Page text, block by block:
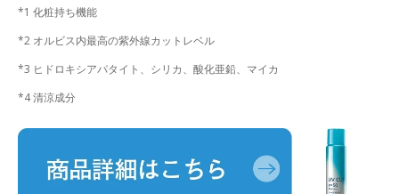
*1 化粧持ち機能
*2 オルビス内最高の紫外線カットレベル
*3 ヒドロキシアパタイト、シリカ、酸化亜鉛、マイカ
*4 清涼成分